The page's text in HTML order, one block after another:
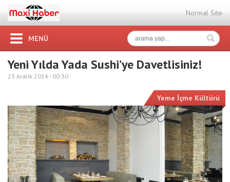
Normal Site
MENÜ
Yeni Yılda Yada Sushi’ye Davetlisiniz!
23 Aralık 2014 - 00:30
Yeme İçme Kültürü